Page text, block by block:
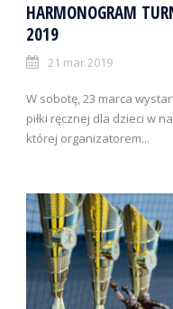
HARMONOGRAM
2019
21 mar 2019
W sobotę, 23 marca
piłki ręcznej dla dzieci w
której organizatorem...